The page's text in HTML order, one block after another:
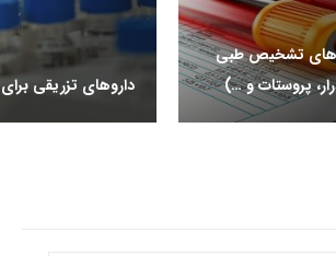
های تشخیص طبی
پروستات و …)
داروهای تزریقی